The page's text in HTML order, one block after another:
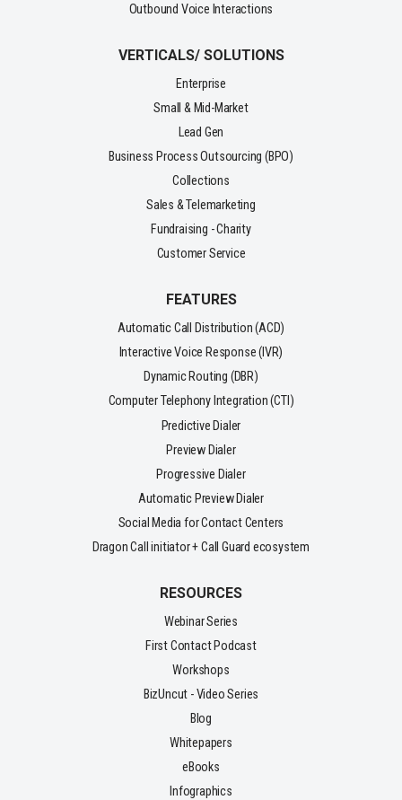
Outbound Voice Interactions
VERTICALS/ SOLUTIONS
Enterprise
Small & Mid-Market
Lead Gen
Business Process Outsourcing (BPO)
Collections
Sales & Telemarketing
Fundraising - Charity
Customer Service
FEATURES
Automatic Call Distribution (ACD)
Interactive Voice Response (IVR)
Dynamic Routing (DBR)
Computer Telephony Integration (CTI)
Predictive Dialer
Preview Dialer
Progressive Dialer
Automatic Preview Dialer
Social Media for Contact Centers
Dragon Call initiator + Call Guard ecosystem
RESOURCES
Webinar Series
First Contact Podcast
Workshops
BizUncut - Video Series
Blog
Whitepapers
eBooks
Infographics